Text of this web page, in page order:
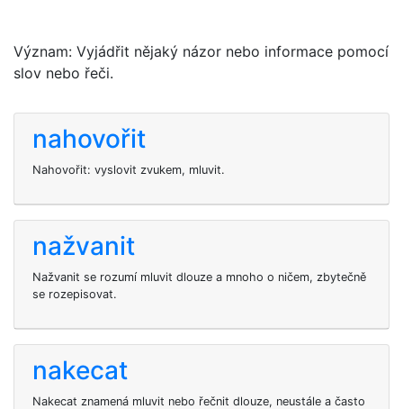
Význam: Vyjádřit nějaký názor nebo informace pomocí
slov nebo řeči.
nahovořit
Nahovořit: vyslovit zvukem, mluvit.
nažvanit
Nažvanit se rozumí mluvit dlouze a mnoho o ničem, zbytečně
se rozepisovat.
nakecat
Nakecat znamená mluvit nebo řečnit dlouze, neustále a často